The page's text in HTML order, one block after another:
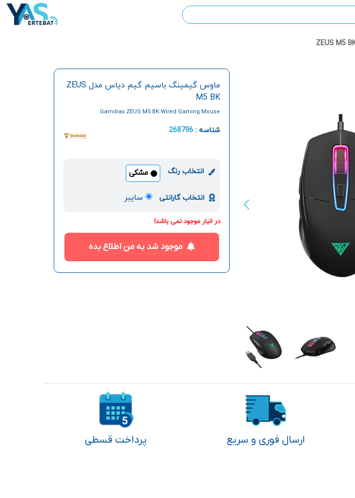
ماوس گیمینگ باسیم گیم دیاس مدل ZEUS
M5 BK
Gamdias ZEUS M5 BK Wired Gaming Mouse
شناسه :268796
انتخاب رنگ مشکی
انتخاب گارانتی سایبر
در انبار موجود نمی باشد!
موجود شد به من اطلاع بده
ارسال فوری و سریع پرداخت قسطی